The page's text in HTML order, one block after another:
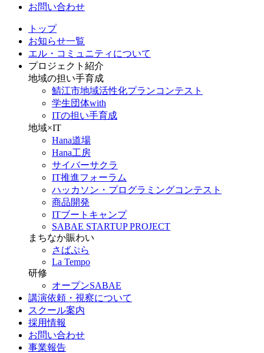
お問い合わせ
トップ
お知らせ一覧
エル・コミュニティについて
プロジェクト紹介
地域の担い手育成
鯖江市地域活性化プランコンテスト
学生団体with
ITの担い手育成
地域×IT
Hana道場
Hana工房
サイバーサクラ
IT推進フォーラム
ハッカソン・プログラミングコンテスト
商品開発
ITブートキャンプ
SABAE STARTUP PROJECT
まちなか賑わい
さばぷら
La Tempo
研修
オープンSABAE
講演依頼・視察について
スクール案内
採用情報
お問い合わせ
事業報告